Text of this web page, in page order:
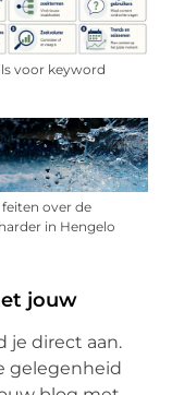
voor keyword
feiten over de
in Hengelo
jouw
je direct aan.
gelegenheid